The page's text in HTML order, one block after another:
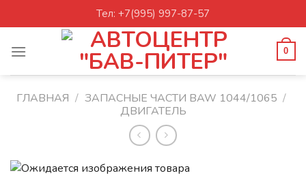
to
Тел: +7(995) 997-87-57
0
ГЛАВНАЯ / ЗАПАСНЫЕ ЧАСТИ BAW 1044/1065 /
ДВИГАТЕЛЬ